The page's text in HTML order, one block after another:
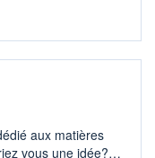
aux matières
vous une idée?